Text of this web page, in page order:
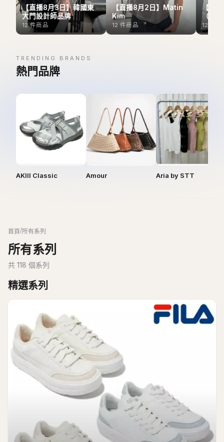
【直播8月3日】韓國東
大門設計師品牌
12件商品
【直播8月2日】Matin
Kim
12 件商品
【直
（
12
TRENDING BRANDS
熱門品牌
AKIII Classic Amour Aria by STT
首頁/所有系列
所有系列
共 118 個系列
精選系列